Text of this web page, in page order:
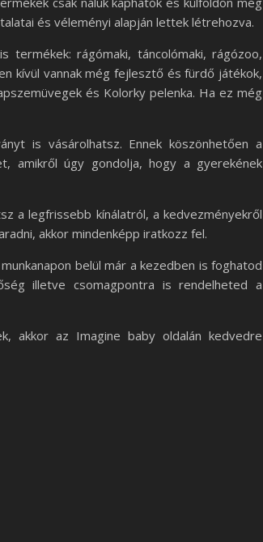
és véleményi alapján lettek létrehozva.
termékek: rágómaki, táncolómaki, rágózoo,
kívül vannak még fejlesztő és fürdő játékok,
és Kolorky pelenka. Ha ez még
is vásárolhatsz. Ennek köszönhetően a
amikről úgy gondolja, hogy a gyerekének
a legfrissebb kínálatról, a kedvezményekről
akkor mindenképp iratkozz fel.
belül már a kezedben is foghatod
illetve csomagpontra is rendelheted a
akkor az Imagine baby oldalán kedvedre